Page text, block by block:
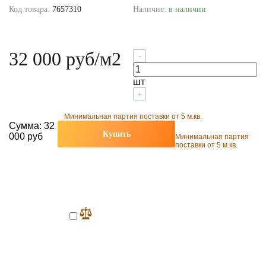
Код товара: 7657310 Наличие: в наличии
32 000 руб/м2 -
шт
+
Минимальная партия поставки от 5 м.кв.
Сумма: 32
000 руб
Купить
Минимальная партия
поставки от 5 м.кв.